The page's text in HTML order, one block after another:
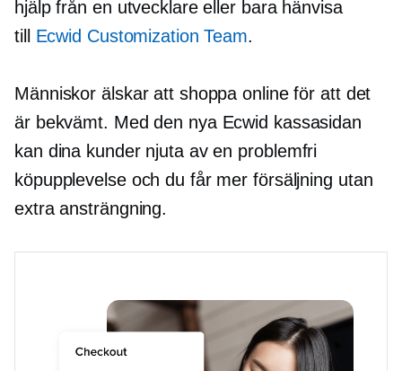
hjälp från en utvecklare eller bara hänvisa
till Ecwid Customization Team.
Människor älskar att shoppa online för att det
är bekvämt. Med den nya Ecwid kassasidan
kan dina kunder njuta av en problemfri
köpupplevelse och du får mer försäljning utan
extra ansträngning.